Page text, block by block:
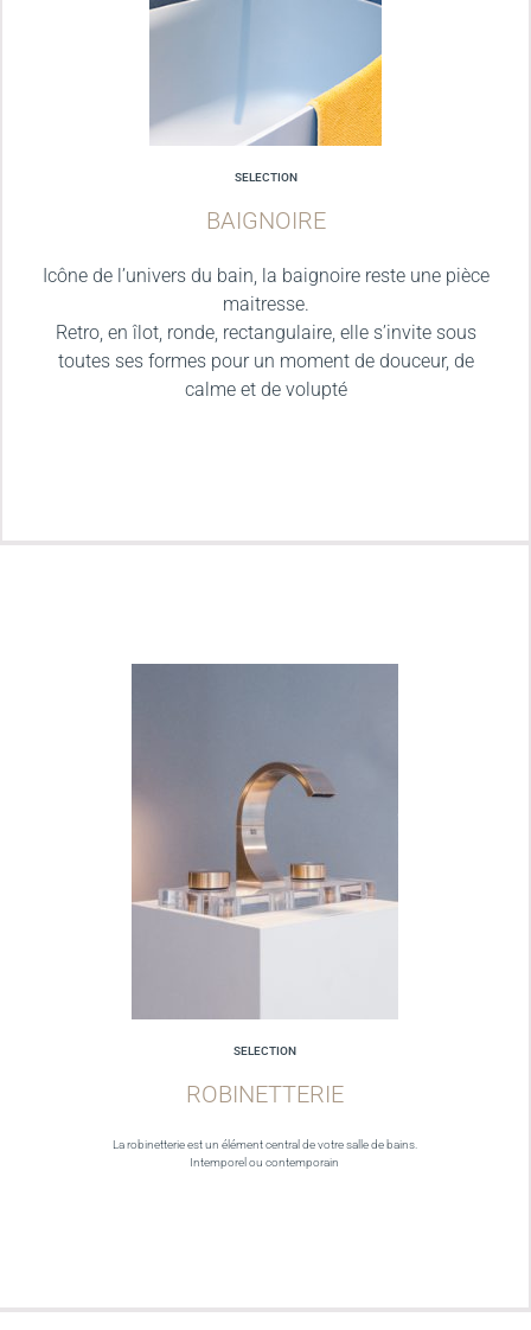
SELECTION
BAIGNOIRE
Icône de l’univers du bain, la baignoire reste une pièce
maitresse.
Retro, en îlot, ronde, rectangulaire, elle s’invite sous
toutes ses formes pour un moment de douceur, de
calme et de volupté
SELECTION
ROBINETTERIE
La robinetterie est un élément central de votre salle de bains.
Intemporel ou contemporain